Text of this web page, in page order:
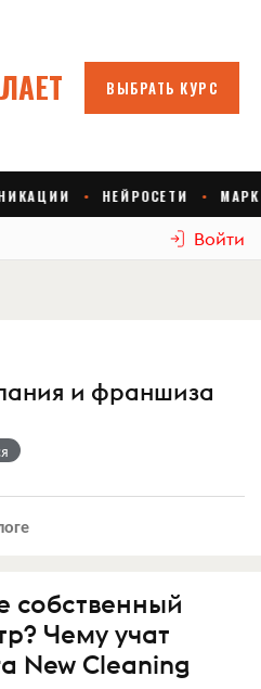
Войти
и франшиза
собственный
Чему учат
New Cleaning